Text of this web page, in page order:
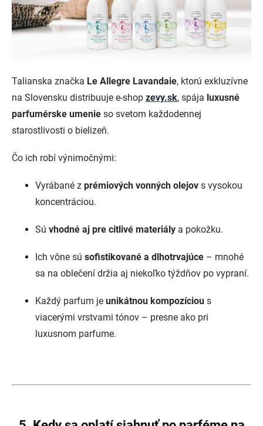
Talianska značka Le Allegre Lavandaie, ktorú exkluzívne
na Slovensku distribuuje e-shop zevy.sk, spája luxusné
parfumérske umenie so svetom každodennej
starostlivosti o bielizeň.
Čo ich robí výnimočnými:
Vyrábané z prémiových vonných olejov s vysokou
koncentráciou.
Sú vhodné aj pre citlivé materiály a pokožku.
Ich vône sú sofistikované a dlhotrvajúce – mnohé
sa na oblečení držia aj niekoľko týždňov po vypraní.
Každý parfum je unikátnou kompozíciou s
viacerými vrstvami tónov – presne ako pri
luxusnom parfume.